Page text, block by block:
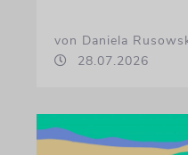
von Daniela
28.07.2026